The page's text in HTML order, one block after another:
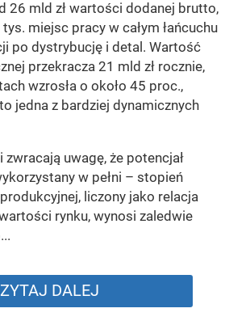
26 mld zł wartości dodanej brutto,
miejsc pracy w całym łańcuchu
po dystrybucję i detal. Wartość
przekracza 21 mld zł rocznie,
wzrosła o około 45 proc.,
jedna z bardziej dynamicznych
uwagę, że potencjał
w pełni – stopień
liczony jako relacja
rynku, wynosi zaledwie
DALEJ